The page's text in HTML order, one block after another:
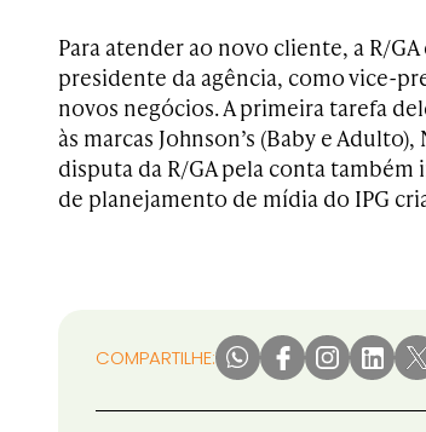
Para atender ao novo cliente, a R/
presidente da agência, como vice-
novos negócios. A primeira tarefa
às marcas Johnson’s (Baby e
disputa da R/GA pela conta
de planejamento de mídia do IPG
COMPARTILHE: